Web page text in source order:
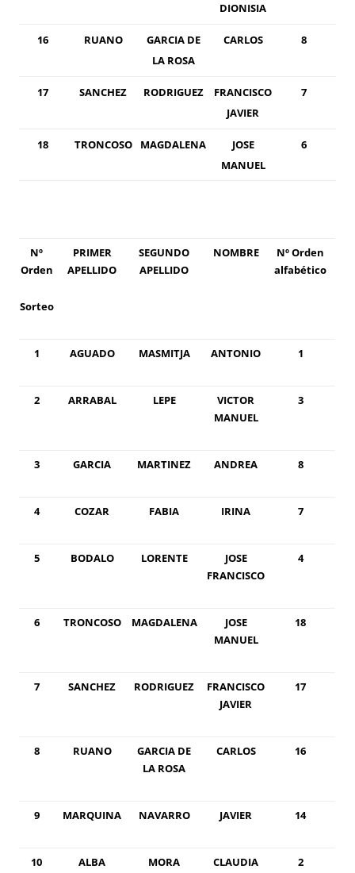
DIONISIA
16 RUANO
GARCIA DE
LA ROSA
CARLOS 8
17 SANCHEZ RODRIGUEZ
FRANCISCO
JAVIER
7
18 TRONCOSO MAGDALENA
JOSE
MANUEL
6
Nº
Orden
Sorteo
PRIMER
APELLIDO
SEGUNDO
APELLIDO
NOMBRE
Nº Orden
alfabético
1 AGUADO MASMITJA ANTONIO 1
2 ARRABAL LEPE
VICTOR
MANUEL
3
3 GARCIA MARTINEZ ANDREA 8
4 COZAR FABIA IRINA 7
5 BODALO LORENTE
JOSE
FRANCISCO
4
6 TRONCOSO MAGDALENA
JOSE
MANUEL
18
7 SANCHEZ RODRIGUEZ
FRANCISCO
JAVIER
17
8 RUANO
GARCIA DE
LA ROSA
CARLOS 16
9 MARQUINA NAVARRO JAVIER 14
10 ALBA MORA CLAUDIA 2